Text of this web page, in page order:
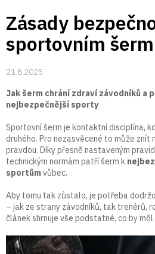
na
obsah
Zásady
sportovním
21.8.2025
Jak šerm chrání zdraví závodníků a
nejbezpečnější sporty
Sportovní šerm je kontaktní disciplína,
druhého. Pro nezasvěcené to může znít
pravdou. Díky přesně nastaveným
technickým normám patří šerm k
sportůmvůbec.
Aby tomu tak zůstalo, je potřeba
– jak ze strany závodníků, tak trenérů,
článek shrnuje vše podstatné, co by